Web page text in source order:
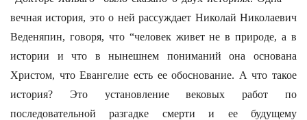
вечная история, это о ней рассуждает Николай Николаевич
Веденяпин, говоря, что “человек живет не в природе, а в
истории и что в нынешнем пониманий она основана
Христом, что Евангелие есть ее обоснование. А что такое
история? Это установление вековых работ по
последовательной разгадке смерти и ее будущему